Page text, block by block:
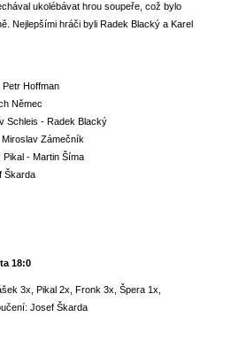
ukolébávat hrou soupeře, což bylo
Nejlepšími hráči byli Radek Blacký a Karel
Petr Hoffman
Němec
Schleis - Radek Blacký
Zámečník
- Martin Šíma
Škarda
18:0
3x, Pikal 2x, Fronk 3x, Špera 1x,
Josef Škarda